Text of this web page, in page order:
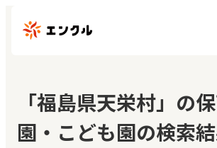
保育園・幼稚園を探す
地図から探す
「福島県天栄村」の
園・こども園の検索